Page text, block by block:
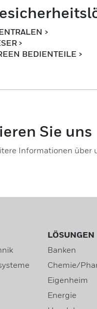
>
>
BEDIENTEILE >
Sie uns
Informationen über
LÖSUNGEN
Banken
Chemie/
Eigenheim
Energie